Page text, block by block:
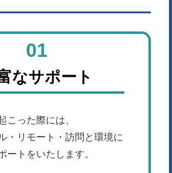
01
なサポート
こった際には、
・リモート・訪問と環境に
ートをいたします。